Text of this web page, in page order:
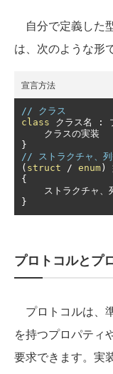
自分で定義した
は、次のような形
宣言方法
// クラス
class
クラス名 :
クラスの実装
}
// ストラクチャ、列
( struct / enum )
{
ストラクチャ、
}
プロトコルとプ
プロトコルは、
を持つプロパティ
要求できます。実